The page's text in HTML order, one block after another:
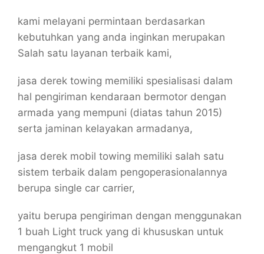
kami melayani permintaan berdasarkan
kebutuhkan yang anda inginkan merupakan
Salah satu layanan terbaik kami,
jasa derek towing memiliki spesialisasi dalam
hal pengiriman kendaraan bermotor dengan
armada yang mempuni (diatas tahun 2015)
serta jaminan kelayakan armadanya,
jasa derek mobil towing memiliki salah satu
sistem terbaik dalam pengoperasionalannya
berupa single car carrier,
yaitu berupa pengiriman dengan menggunakan
1 buah Light truck yang di khususkan untuk
mengangkut 1 mobil